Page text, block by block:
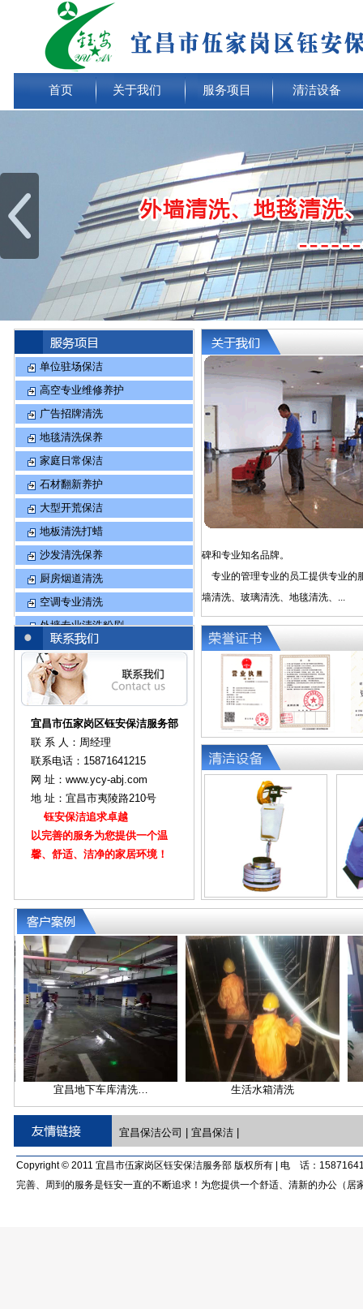
首页 关于我们 服务项目 清洁设备
单位驻场保洁
高空专业维修养护
广告招牌清洗
地毯清洗保养
家庭日常保洁
石材翻新养护
大型开荒保洁
地板清洗打蜡
沙发清洗保养
厨房烟道清洗
空调专业清洗
外墙专业清洗粉刷
生活水箱清洗消毒
碑和专业知名品牌。
专业的管理专业的员工提供专业
墙清洗、玻璃清洗、地毯清洗、...
宜昌市伍家岗区钰安保洁服务部
联 系 人：周经理
联系电话：15871641215
网 址：www.ycy-abj.com
地 址：宜昌市夷陵路210号
钰安保洁追求卓越
以完善的服务为您提供一个温
馨、舒适、洁净的家居环境！
宜昌地下车库清洗… 生活水箱清洗
宜昌保洁公司 宜昌保洁|
Copyright © 2011 宜昌市伍家岗区钰安保洁服务部 版权所有 | 电 话：
完善、周到的服务是钰安一直的不断追求！为您提供一个舒适、清新的办公（